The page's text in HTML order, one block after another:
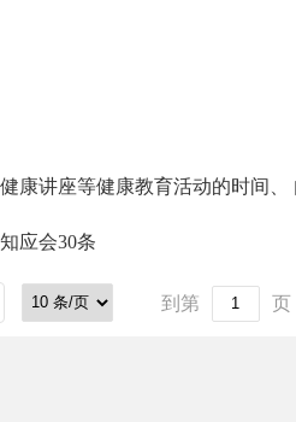
康讲座等健康教育活动的时间、
应会30条
到第 页